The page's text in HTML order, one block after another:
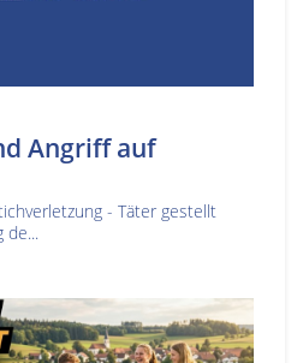
Angriff auf
- Täter gestellt
de...